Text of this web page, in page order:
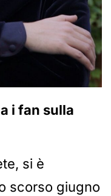
i fan sulla
si è
scorso giugno